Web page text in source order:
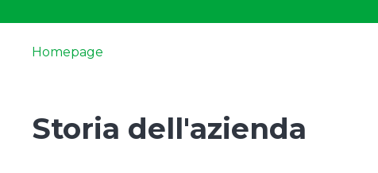
Homepage
Storia dell'azienda